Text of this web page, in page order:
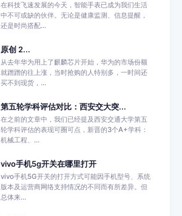
在科技飞速发展的今天，智能手表已成为我们生活
中不可或缺的伙伴。无论是健康监测、信息提醒，
还是时尚搭配...
原创 2...
从去年华为用上了麒麟芯片开始，华为的市场份额
就蹭蹭的往上涨，当时抢购的人特别多，一时间还
买不到现货，...
第五轮学科评估对比：西安交大突...
在之前的文章中，我们已经提及西安交通大学第五
轮学科评估的表现可圈可点，新晋的3个A+学科：
机械工程、...
vivo手机5g开关在哪里打开
vivo手机5G开关的打开方式可能因手机型号、系统
版本及运营商网络支持情况的不同而有所差异。但
总体来...